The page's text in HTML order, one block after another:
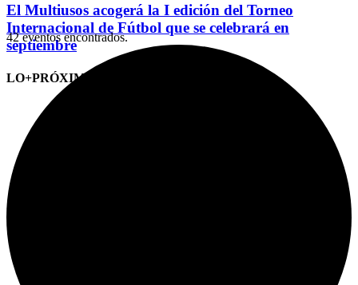
El Multiusos acogerá la I edición del Torneo
Internacional de Fútbol que se celebrará en
septiembre
LO+PRÓXIMO (CITAS)
42 eventos encontrados.